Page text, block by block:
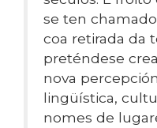
se ten
coa retirada da
preténdese
nova
lingüística,
nomes de